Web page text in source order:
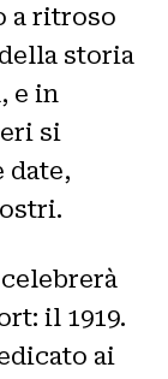
a ritroso
storia
e in
si
date,
il 1919.
ai